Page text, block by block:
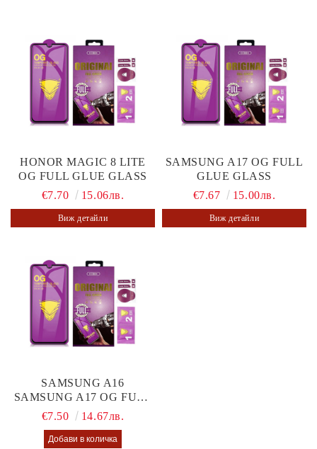
HONOR MAGIC 8 LITE
OG FULL GLUE GLASS
€7.70
15.06лв.
Виж детайли
SAMSUNG A17 OG FULL
GLUE GLASS
€7.67
15.00лв.
Виж детайли
SAMSUNG A16
SAMSUNG A17 OG FULL
GLUE GLASS
€7.50 14.67лв.